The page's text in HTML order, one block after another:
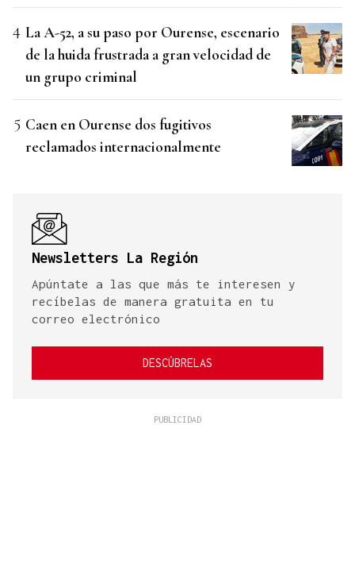
La A-52, a su paso por Ourense, escenario
de la huida frustrada a gran velocidad de
un grupo criminal
Caen en Ourense dos fugitivos
reclamados internacionalmente
Newsletters La Región
Apúntate a las que más te interesen y
recíbelas de manera gratuita en tu
correo electrónico
DESCÚBRELAS